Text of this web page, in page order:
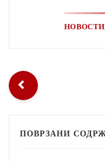
НОВОСТИ
ПОВРЗАНИ